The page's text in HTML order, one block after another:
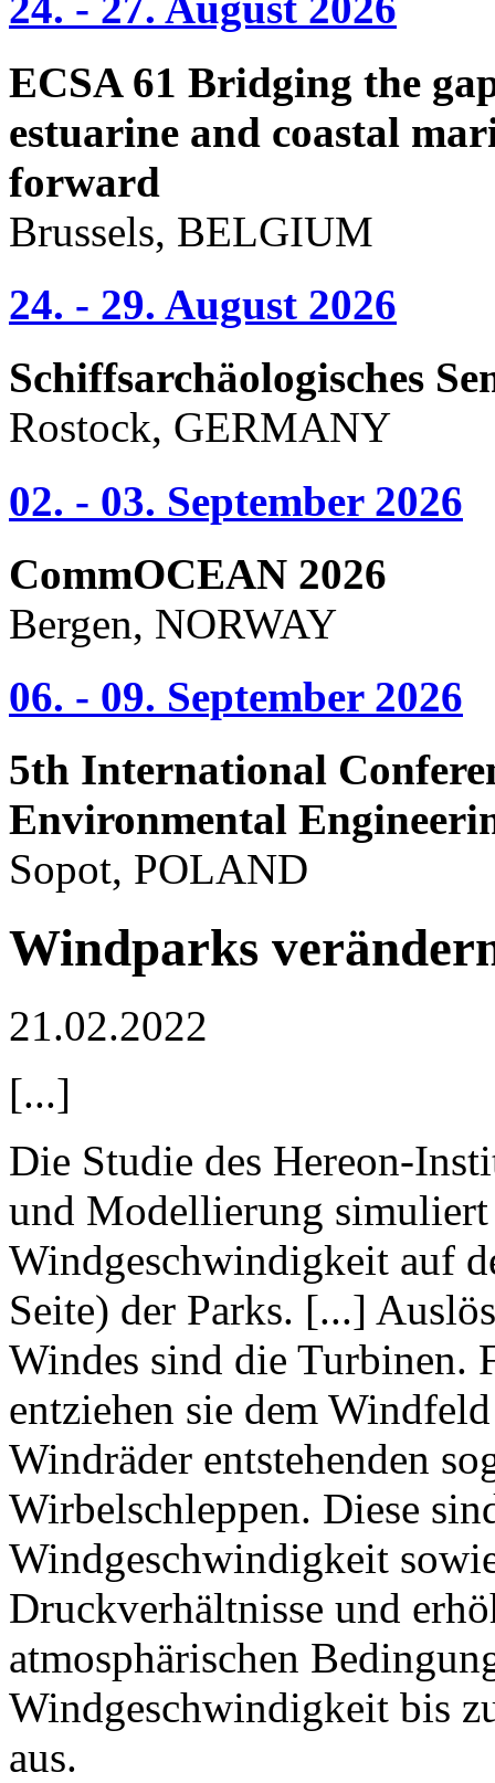
ECSA 61 Bridging the
estuarine and coastal
forward
Brussels, BELGIUM
24. - 29. August 2026
Schiffsarchäologisches
Rostock, GERMANY
02. - 03. September 2026
CommOCEAN 2026
Bergen, NORWAY
06. - 09. September 2026
5th International
Environmental
Sopot, POLAND
Windparks
21.02.2022
[...]
Die Studie des Hereon-
und Modellierung
Windgeschwindigkeit auf
Seite) der Parks. [...]
Windes sind die Turbinen.
entziehen sie dem
Windräder entstehenden
Wirbelschleppen. Diese
Windgeschwindigkeit
Druckverhältnisse und
atmosphärischen
Windgeschwindigkeit bis
aus.